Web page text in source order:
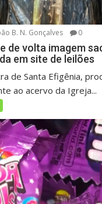
B. N. Gonçalves 0
de volta imagem
em site de leilões
de Santa Efigênia,
ao acervo da Igreja...